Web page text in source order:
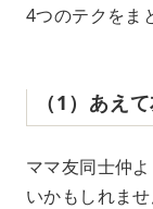
4つのテクをま
（1）あえ
ママ友同士仲
いかもしれませ